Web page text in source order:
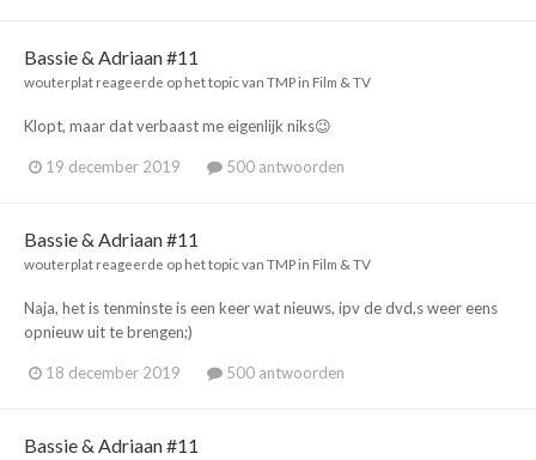
Bassie & Adriaan #11
wouterplat reageerde op het topic van TMP in Film & TV
Klopt, maar dat verbaast me eigenlijk niks😉
19 december 2019 500 antwoorden
Bassie & Adriaan #11
wouterplat reageerde op het topic van TMP in Film & TV
Naja, het is tenminste is een keer wat nieuws, ipv de dvd,s weer eens
opnieuw uit te brengen;)
18 december 2019 500 antwoorden
Bassie & Adriaan #11